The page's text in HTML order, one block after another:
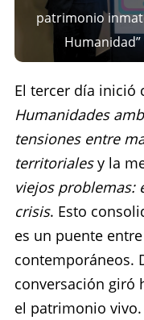
patrimonio
El tercer día inició
Humanidades
tensiones entre
territorialesy la
viejos problemas:
crisis. Esto
es un puente
contemporáneos.
conversación giró
el patrimonio vivo.